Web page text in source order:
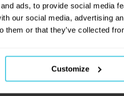
ads, to provide social media
our social media, advertising
them or that they’ve collected
Customize